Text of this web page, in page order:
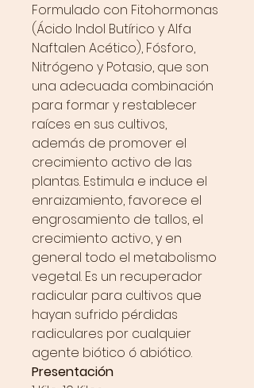
Formulado con Fitohormonas
(Ácido Indol Butírico y Alfa
Naftalen Acético), Fósforo,
Nitrógeno y Potasio, que son
una adecuada combinación
para formar y restablecer
raíces en sus cultivos,
además de promover el
crecimiento activo de las
plantas. Estimula e induce el
enraizamiento, favorece el
engrosamiento de tallos, el
crecimiento activo, y en
general todo el metabolismo
vegetal. Es un recuperador
radicular para cultivos que
hayan sufrido pérdidas
radiculares por cualquier
agente biótico ó abiótico.
Presentación